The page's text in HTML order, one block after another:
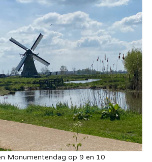
Monumentendag op 9 en 10